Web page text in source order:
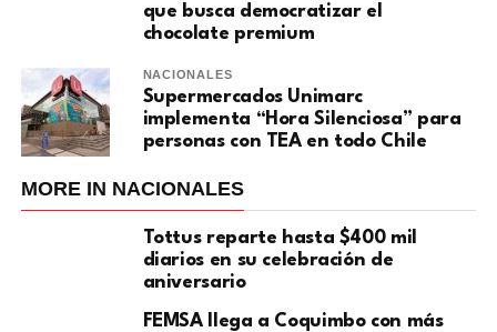
que busca democratizar el
chocolate premium
NACIONALES
Supermercados Unimarc
implementa “Hora Silenciosa” para
personas con TEA en todo Chile
MORE IN NACIONALES
Tottus reparte hasta $400 mil
diarios en su celebración de
aniversario
FEMSA llega a Coquimbo con más